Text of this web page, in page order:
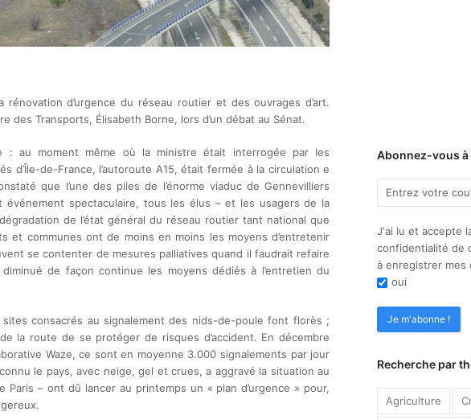
rénovation d’urgence du réseau routier et des ouvrages d’art.
des Transports, Élisabeth Borne, lors d’un débat au Sénat.
: au moment même où la ministre était interrogée par les
d’Île-de-France, l’autoroute A15, était fermée à la circulation e
que l’une des piles de l’énorme viaduc de Gennevilliers
événement spectaculaire, tous les élus – et les usagers de la
de l’état général du réseau routier tant national que
et communes ont de moins en moins les moyens d’entretenir
se contenter de mesures palliatives quand il faudrait refaire
de façon continue les moyens dédiés à l’entretien du
consacrés au signalement des nids-de-poule font florès ;
la route de se protéger de risques d’accident. En décembre
Waze, ce sont en moyenne 3.000 signalements par jour
le pays, avec neige, gel et crues, a aggravé la situation au
– ont dû lancer au printemps un « plan d’urgence » pour,
Abonnez-vous
J'ai lu et accepte
confidentialité de
à enregistrer mes
oui
Recherche par
Agriculture